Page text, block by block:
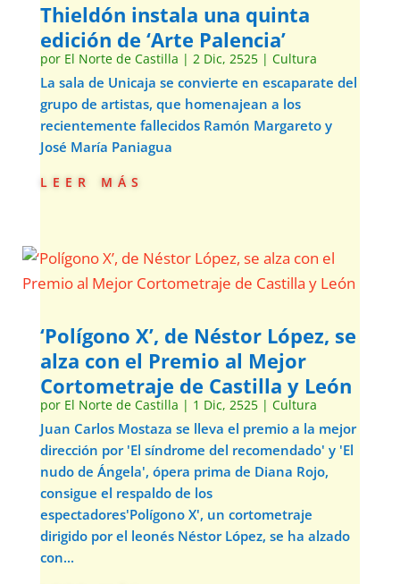
Thieldón instala una quinta
edición de ‘Arte Palencia’
por El Norte de Castilla | 2 Dic, 2525| Cultura
La sala de Unicaja se convierte en escaparate del
grupo de artistas, que homenajean a los
recientemente fallecidos Ramón Margareto y
José María Paniagua
leer más
‘Polígono X’, de Néstor López, se
alza con el Premio al Mejor
Cortometraje de Castilla y León
por El Norte de Castilla | 1 Dic, 2525| Cultura
Juan Carlos Mostaza se lleva el premio a la mejor
dirección por 'El síndrome del recomendado' y 'El
nudo de Ángela', ópera prima de Diana Rojo,
consigue el respaldo de los
espectadores'Polígono X', un cortometraje
dirigido por el leonés Néstor López, se ha alzado
con...